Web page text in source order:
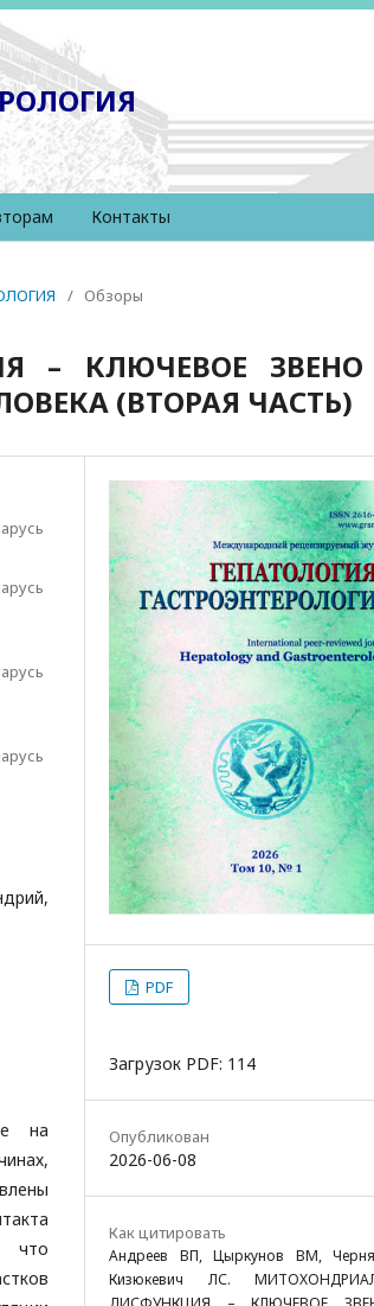
Контакты
/ Обзоры
– КЛЮЧЕВОЕ
(ВТОРАЯ ЧАСТЬ)
на
что
PDF
Загрузок PDF: 114
Опубликован
2026-06-08
Как цитировать
Андреев ВП, Цыркунов ВМ,
Кизюкевич ЛС.